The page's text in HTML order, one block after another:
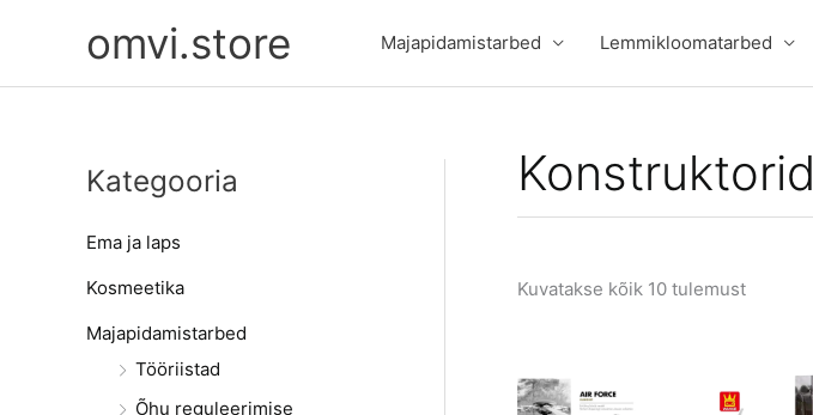
omvi.store Majapidamistarbed Lemmikloomatarbed
Kategooria
Ema ja laps
Kosmeetika
Majapidamistarbed
Tööriistad
Õhu reguleerimise
Konstruktorid
Kuvatakse kõik 10 tulemust